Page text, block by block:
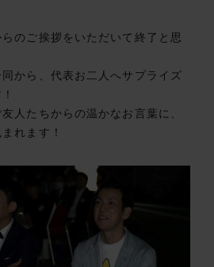
のご挨拶をいただいて終了と思
から、代表お二人へサプライズ
人たちからの温かなお言葉に、
れます！